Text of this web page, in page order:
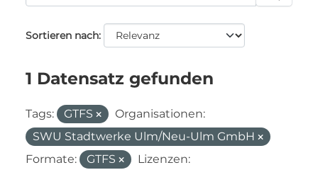
Sortieren nach
1 Datensatz gefunden
Tags: GTFS
Organisationen:
SWU Stadtwerke Ulm/Neu-Ulm GmbH
Formate:
GTFS
Lizenzen: